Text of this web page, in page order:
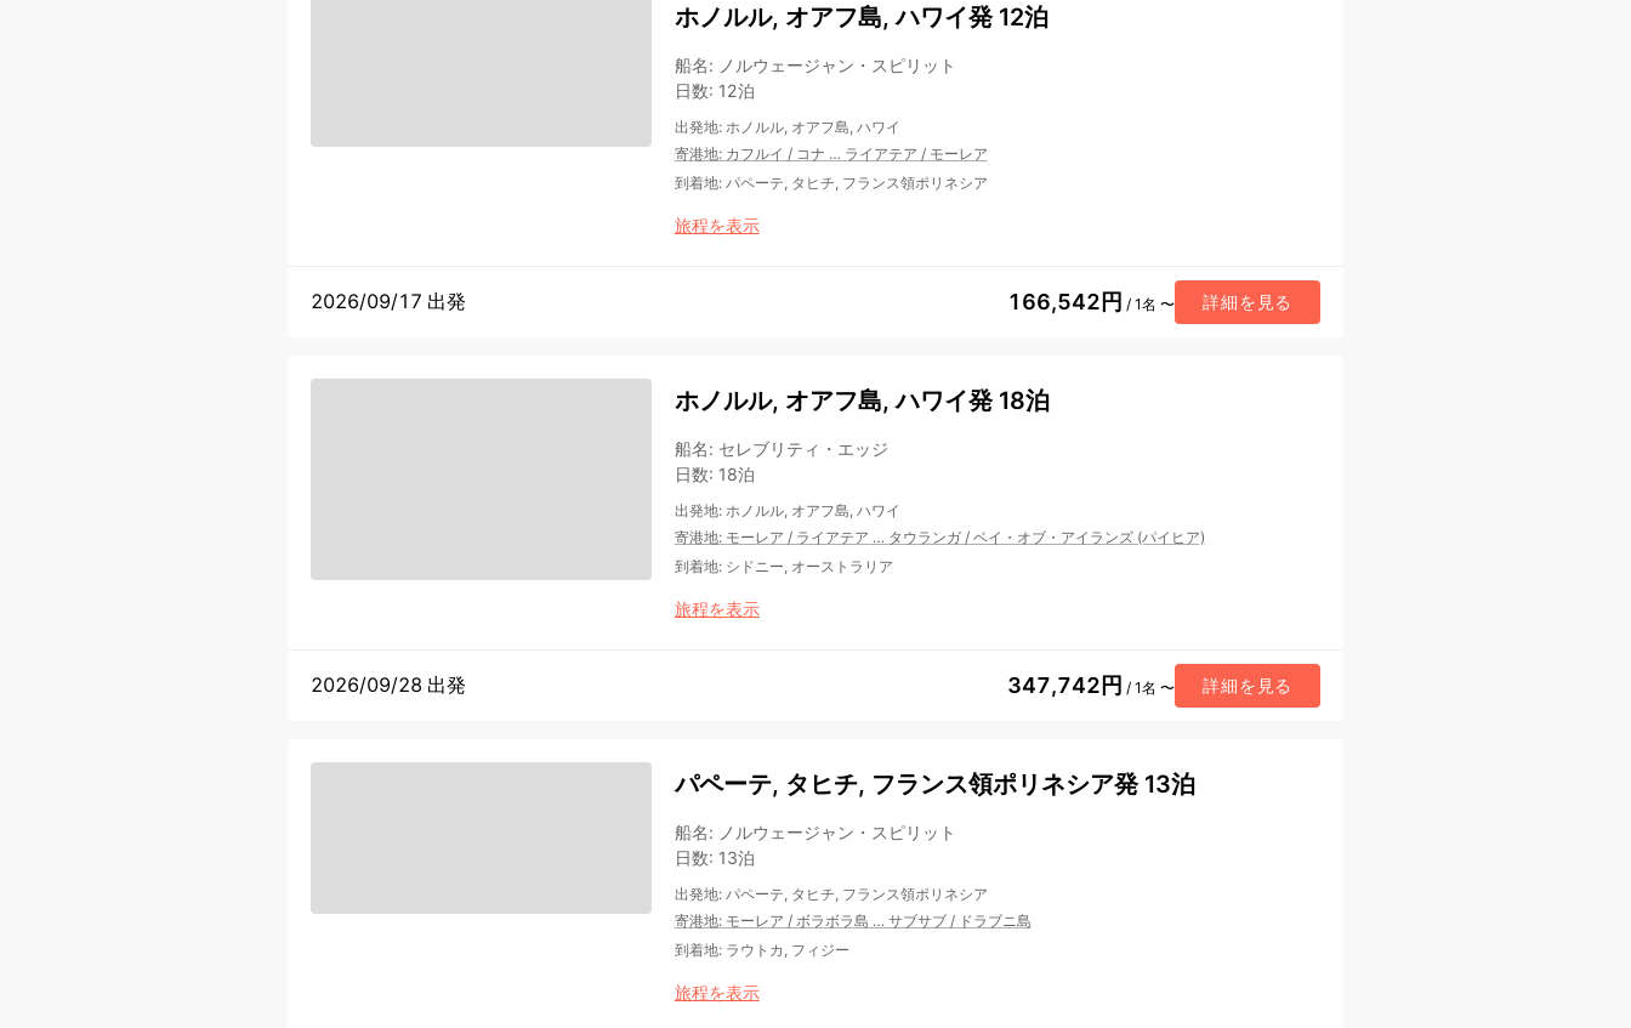
ホノルル, オアフ島, ハワイ発 12泊
船名: ノルウェージャン・スピリット
日数: 12泊
出発地: ホノルル, オアフ島, ハワイ
寄港地: カフルイ / コナ … ライアテア / モーレア
到着地: パペーテ, タヒチ, フランス領ポリネシア
旅程を表示
2026/09/17 出発 166,542円 / 1名 〜 詳細を見る
ホノルル, オアフ島, ハワイ発 18泊
船名: セレブリティ・エッジ
日数: 18泊
出発地: ホノルル, オアフ島, ハワイ
寄港地: モーレア / ライアテア … タウランガ/ ベイ・オブ・アイランズ (パイヒア)
到着地: シドニー, オーストラリア
旅程を表示
2026/09/28 出発 347,742円 / 1名 〜 詳細を見る
パペーテ, タヒチ, フランス領ポリネシア発 13泊
船名: ノルウェージャン・スピリット
日数: 13泊
出発地: パペーテ, タヒチ, フランス領ポリネシア
寄港地: モーレア / ボラボラ島 … サブサブ/ ドラブニ島
到着地: ラウトカ, フィジー
旅程を表示